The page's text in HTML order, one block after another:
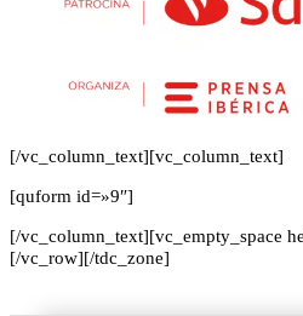
[/vc_column_text][vc_column_text]
[quform id=»9″]
[/vc_column_text][vc_empty_space
[/vc_row][/tdc_zone]